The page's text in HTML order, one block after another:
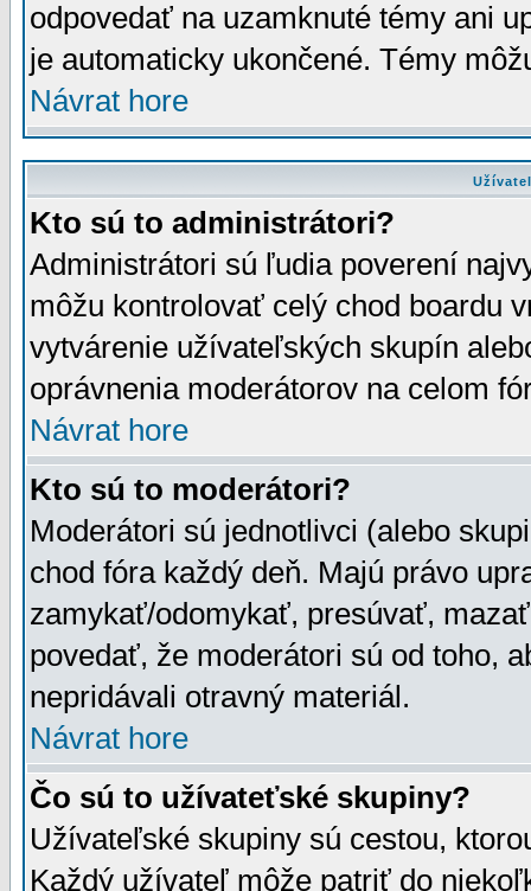
odpovedať na uzamknuté témy ani
je automaticky ukončené. Témy
Návrat hore
Kto sú to administrátori?
Administrátori sú ľudia poverení
môžu kontrolovať celý chod boardu
vytvárenie užívateľských skupín
oprávnenia moderátorov na celom
Návrat hore
Kto sú to moderátori?
Moderátori sú jednotlivci (alebo
chod fóra každý deň. Majú právo
zamykať/odomykať, presúvať,
povedať, že moderátori sú od toho,
nepridávali otravný materiál.
Návrat hore
Čo sú to užívateťské skupiny?
Užívateľské skupiny sú cestou,
Každý užívateľ môže patriť do